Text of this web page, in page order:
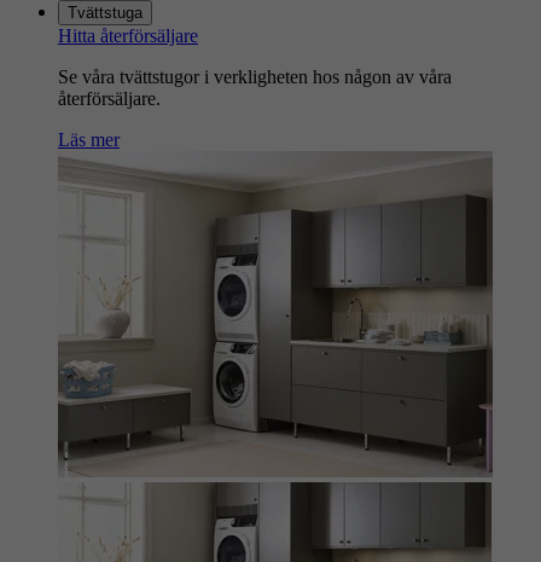
Tvättstuga
Hitta återförsäljare
Se våra tvättstugor i verkligheten hos någon av våra
återförsäljare.
Läs mer